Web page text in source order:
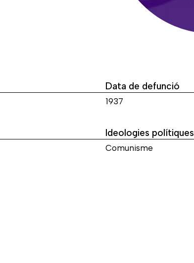
Data de defunció
1937
Ideologies polítiques
Comunisme